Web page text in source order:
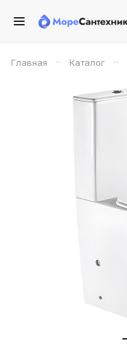
Главная – Каталог –